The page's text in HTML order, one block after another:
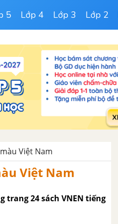
5 Lớp 4 Lớp 3 Lớp 2
Việt Nam
Việt Nam
trang 24 sách VNEN tiếng